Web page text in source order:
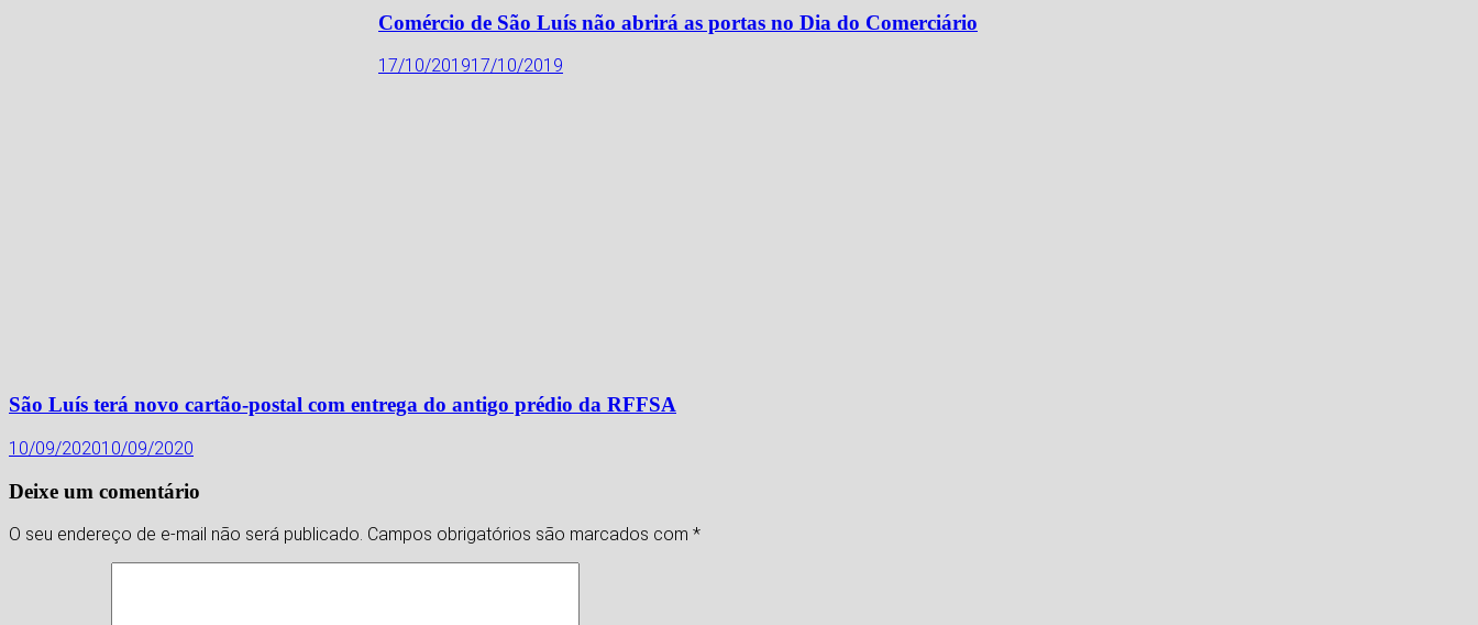
Comércio de São Luís não abrirá as portas no Dia do Comerciário
17/10/201917/10/2019
São Luís terá novo cartão-postal com entrega do antigo prédio da RFFSA
10/09/202010/09/2020
Deixe um comentário
O seu endereço de e-mail não será publicado. Campos obrigatórios são marcados com *